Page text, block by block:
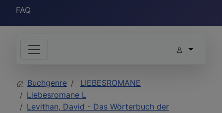
FAQ
Buchgenre
LIEBESROMANE
Liebesromane L
Levithan, David - Das Wörterbuch der